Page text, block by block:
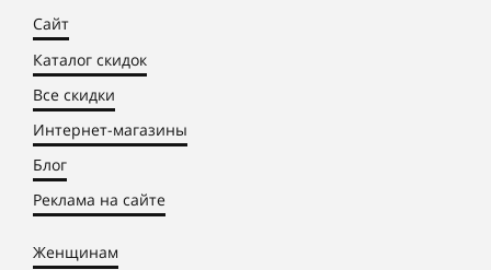
Сайт
Каталог скидок
Все скидки
Интернет-магазины
Блог
Реклама на сайте
Женщинам